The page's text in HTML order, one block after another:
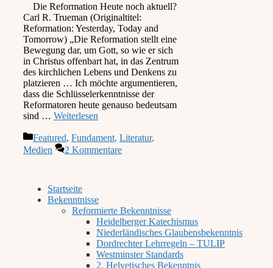
Die Reformation Heute noch aktuell?
Carl R. Trueman (Originaltitel:
Reformation: Yesterday, Today and
Tomorrow) „Die Reformation stellt eine
Bewegung dar, um Gott, so wie er sich
in Christus offenbart hat, in das Zentrum
des kirchlichen Lebens und Denkens zu
platzieren … Ich möchte argumentieren,
dass die Schlüsselerkenntnisse der
Reformatoren heute genauso bedeutsam
sind … Weiterlesen
Kategorien
Featured, Fundament, Literatur,
Medien
2 Kommentare
Startseite
Bekenntnisse
Reformierte Bekenntnisse
Heidelberger Katechismus
Niederländisches Glaubensbekenntnis
Dordrechter Lehrregeln – TULIP
Westminster Standards
2. Helvetisches Bekenntnis